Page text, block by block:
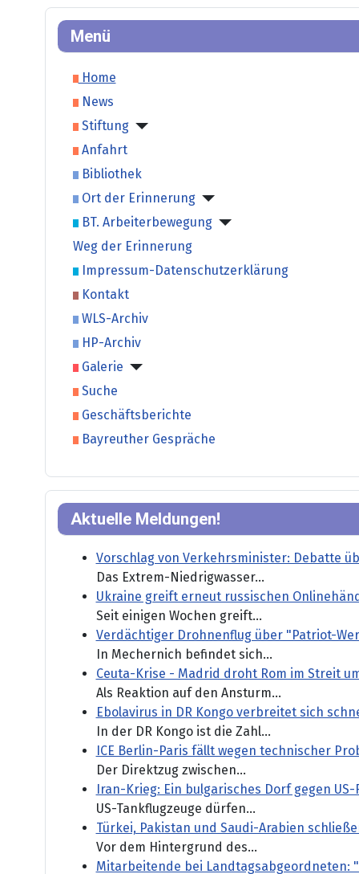
Menü
Home
News
Stiftung
Anfahrt
Bibliothek
Ort der Erinnerung
BT. Arbeiterbewegung
Weg der Erinnerung
Impressum-Datenschutzerklärung
Kontakt
WLS-Archiv
HP-Archiv
Galerie
Suche
Geschäftsberichte
Bayreuther Gespräche
Aktuelle Meldungen!
Vorschlag von Verkehrsminister: Debatte
Das Extrem-Niedrigwasser...
Ukraine greift erneut russischen
Seit einigen Wochen greift...
Verdächtiger Drohnenflug über "Patriot-
In Mechernich befindet sich...
Ceuta-Krise - Madrid droht Rom im Streit
Als Reaktion auf den Ansturm...
Ebolavirus in DR Kongo verbreitet sich
In der DR Kongo ist die Zahl...
ICE Berlin-Paris fällt wegen technischer
Der Direktzug zwischen...
Iran-Krieg: Ein bulgarisches Dorf gegen US-
US-Tankflugzeuge dürfen...
Türkei, Pakistan und Saudi-Arabien
Vor dem Hintergrund des...
Mitarbeitende bei Landtagsabgeordneten: